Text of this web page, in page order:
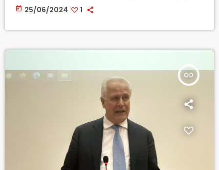
ottenendo al secondo turno oltre 82 mila voti, ossia circa 4.000 in più
di quelli raccolti al primo turno. "Dedico questa vittoria a mio nonno
today 25/06/2024 1
insert_link